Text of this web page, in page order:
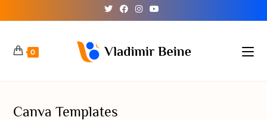
0
Canva Templates